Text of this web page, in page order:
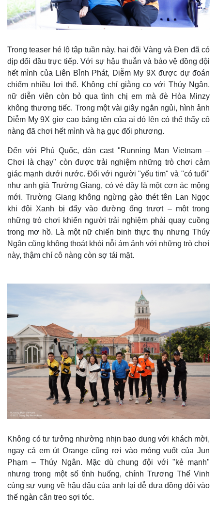
Thế giới
Quan sát
Cuộc sống đó đây
Hồ sơ
Multimedia
Video
Ảnh
E-Magazine
Infographic
Trong teaser hé lộ tập tuần này, hai đội Vàng và Đen đã có
dịp đối đầu trực tiếp. Với sự hậu thuẫn và bảo vệ đồng đội
hết mình của Liên Bỉnh Phát, Diễm My 9X được dự đoán
chiếm nhiều lợi thế. Không chỉ giằng co với Thúy Ngân,
nữ diễn viên còn bỏ qua tình chị em mà đè Hòa Minzy
không thương tiếc. Trong một vài giây ngắn ngủi, hình ảnh
Diễm My 9X giơ cao bảng tên của ai đó lên có thể thấy cô
nàng đã chơi hết mình và hạ gục đối phương.
Đến với Phú Quốc, dàn cast "Running Man Vietnam –
Chơi là chạy" còn được trải nghiệm những trò chơi cảm
giác mạnh dưới nước. Đối với người "yếu tim" và "có tuổi"
như anh già Trường Giang, có vẻ đây là một cơn ác mộng
mới. Trường Giang không ngừng gào thét tên Lan Ngọc
khi đội Xanh bị đẩy vào đường ống trượt – một trong
những trò chơi khiến người trải nghiệm phải quay cuồng
trong mơ hồ. Là một nữ chiến binh thực thụ nhưng Thúy
Ngân cũng không thoát khỏi nỗi ám ảnh với những trò chơi
này, thậm chí cô nàng còn sợ tái mặt.
Không có tư tưởng nhường nhịn bao dung với khách mời,
ngay cả em út Orange cũng rơi vào móng vuốt của Jun
Phạm – Thúy Ngân. Mặc dù chung đội với "kẻ mạnh"
nhưng trong một số tình huống, chính Trương Thế Vinh
cùng sự vụng về hậu đậu của anh lại dễ đưa đồng đội vào
thế ngàn cân treo sợi tóc.